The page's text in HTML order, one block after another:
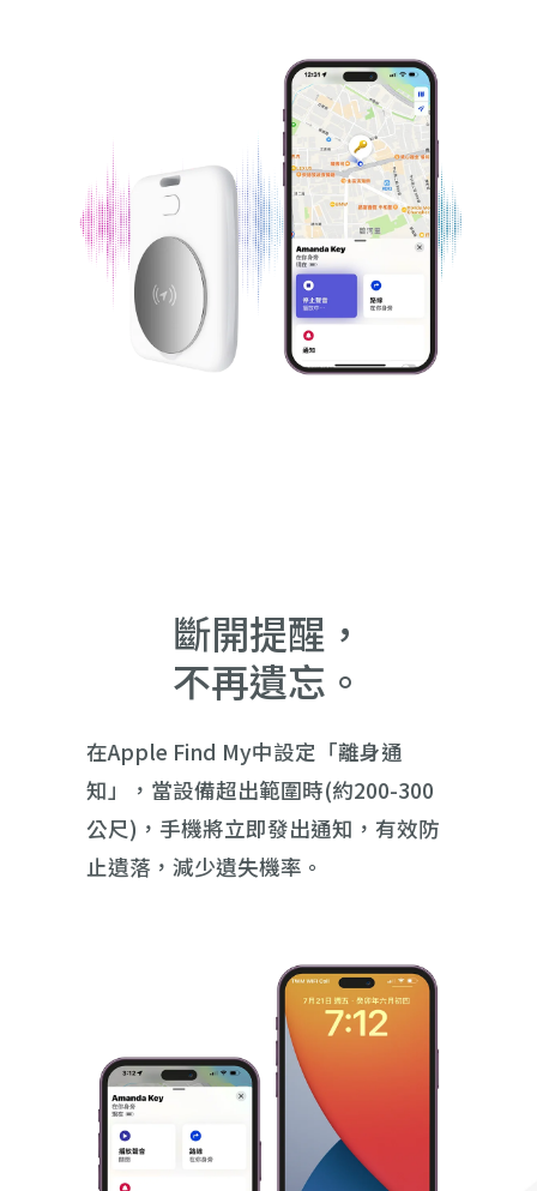
斷開提醒，
不再遺忘。
在Apple Find My中設定「離身通
知」，當設備超出範圍時(約200-300
公尺)，手機將立即發出通知，有效防
止遺落，減少遺失機率。